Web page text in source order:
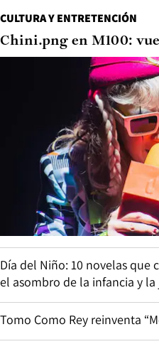
CULTURA Y ENTRETENCIÓN
Chini.png en M100:
Día del Niño: 10 novelas
el asombro de la infancia y
Tomo Como Rey reinventa